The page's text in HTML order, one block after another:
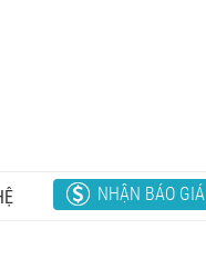
NHẬN BÁO GIÁ